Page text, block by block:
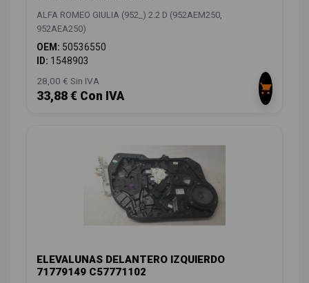
ALFA ROMEO GIULIA (952_) 2.2 D (952AEM250,
952AEA250)
OEM: 50536550
ID: 1548903
28,00 € Sin IVA
33,88 € Con IVA
ELEVALUNAS DELANTERO IZQUIERDO
71779149 C57771102